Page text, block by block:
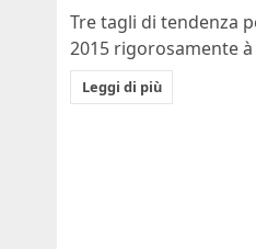
Tre tagli di tendenza
2015 rigorosamente à
Leggi di più